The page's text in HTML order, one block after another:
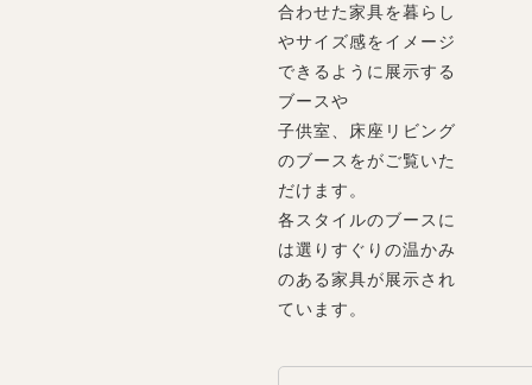
合わせた家具を暮らし
やサイズ感をイメージ
できるように展示する
ブースや
子供室、床座リビング
のブースをがご覧いた
だけます。
各スタイルのブースに
は選りすぐりの温かみ
のある家具が展示され
ています。